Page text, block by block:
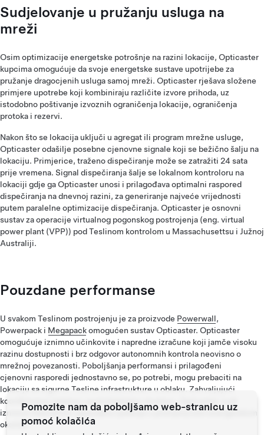
Sudjelovanje u pružanju usluga na
mreži
Osim optimizacije energetske potrošnje na razini lokacije, Opticaster
kupcima omogućuje da svoje energetske sustave upotrijebe za
pružanje dragocjenih usluga samoj mreži. Opticaster rješava složene
primjere upotrebe koji kombiniraju različite izvore prihoda, uz
istodobno poštivanje izvoznih ograničenja lokacije, ograničenja
protoka i rezervi.
Nakon što se lokacija uključi u agregat ili program mrežne usluge,
Opticaster odašilje posebne cjenovne signale koji se bežično šalju na
lokaciju. Primjerice, traženo dispečiranje može se zatražiti 24 sata
prije vremena. Signal dispečiranja šalje se lokalnom kontroloru na
lokaciji gdje ga Opticaster unosi i prilagođava optimalni raspored
dispečiranja na dnevnoj razini, za generiranje najveće vrijednosti
putem paralelne optimizacije dispečiranja. Opticaster je osnovni
sustav za operacije virtualnog pogonskog postrojenja (eng. virtual
power plant (VPP)) pod Teslinom kontrolom u Massachusettsu i Južnoj
Australiji.
Pouzdane performanse
U svakom Teslinom postrojenju je za proizvode Powerwall,
Powerpack i Megapackomogućen sustav Opticaster. Opticaster
omogućuje iznimno učinkovite i napredne izračune koji jamče visoku
razinu dostupnosti i brz odgovor autonomnih kontrola neovisno o
mrežnoj povezanosti. Poboljšanja performansi i prilagođeni
cjenovni rasporedi jednostavno se, po potrebi, mogu prebaciti na
lokaciju sa sigurne Tesline infrastrukture u oblaku. Zahvaljujući
koordiniranoj lokalnoj i poslužiteljskoj strukturi, Opticaster nudi
iznimno fleksibilno i pouzdano rješenje u promjenjivom energetskom
okolišu.
Pomozite nam da poboljšamo web-stranicu uz
pomoć kolačića